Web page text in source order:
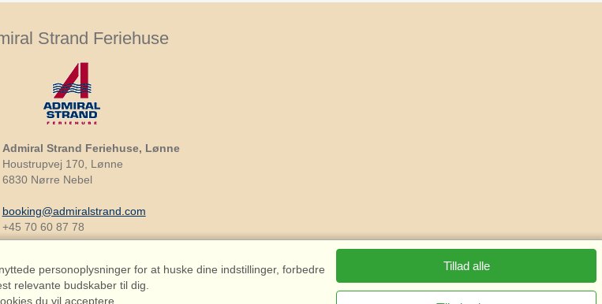
Strand Feriehuse
Admiral Strand Feriehuse, Lønne
Houstrupvej 170, Lønne
6830 Nørre Nebel
booking@admiralstrand.com
+45 70 60 87 78
personoplysninger for at huske dine indstillinger, forbedre
relevante budskaber til dig.
du vil acceptere.
Tillad alle